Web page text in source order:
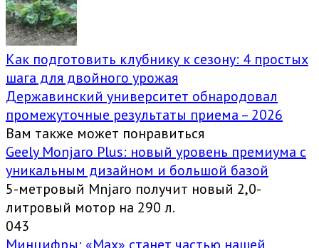
Как подготовить клубнику к сезону: 4 простых
шага для двойного урожая
Державинский университет обнародовал
промежуточные результаты приема – 2026
Вам также может понравиться
Geely Monjaro Plus: новый уровень премиума с
уникальным дизайном и большой базой
5-метровый Mnjaro получит новый 2,0-
литровый мотор на 290 л.
043